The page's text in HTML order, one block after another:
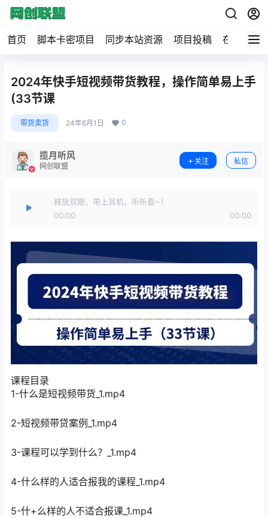
首页 脚本卡密项目 同步本站资源 项目投稿 在线工具
2024年快手短视频带货教程，操作简单易上手
(33节课
带货卖货 24年6月1日 0
揽月听风
网创联盟
关注 私信
释放双眼，带上耳机，听听看~！
00:00
00:00
课程目录
1-什么是短视频带货_1.mp4
2-短视频带贷案例_1.mp4
3-课程可以学到什么？_1.mp4
4-什么样的人适合报我的课程_1.mp4
5-什+么样的人不适合报课_1.mp4